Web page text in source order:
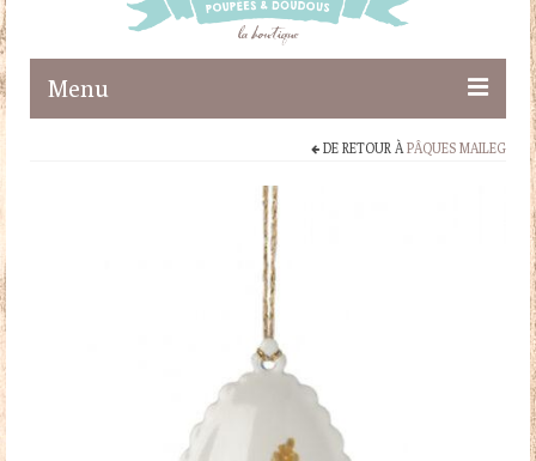
Menu
Mobilier & Accessoires
DE RETOUR À PÂQUES MAILEG